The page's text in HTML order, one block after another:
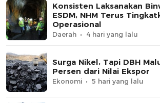
Konsisten Laksanakan
ESDM, NHM Terus
Operasional
Daerah 4 hari yang lalu
Surga Nikel, Tapi DBH
Persen dari Nilai Ekspor
Ekonomi 5 hari yang lalu